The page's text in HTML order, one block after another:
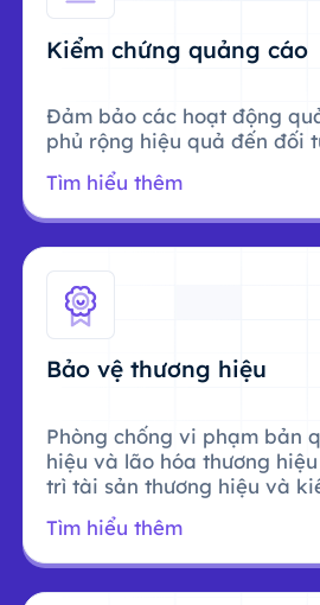
Kiểm chứng quảng cáo
Đảm bảo các hoạt động
phủ rộng hiệu quả đến đối
Tìm hiểu thêm
Bảo vệ thương hiệu
Phòng chống vi phạm bản
hiệu và lão hóa thương
trì tài sản thương hiệu và
Tìm hiểu thêm